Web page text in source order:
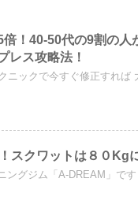
！40-50代の9割の人
レス攻略法！
ニックで今すぐ修正すれば
スクワットは８０Kg
ングジム「A-DREAM」で